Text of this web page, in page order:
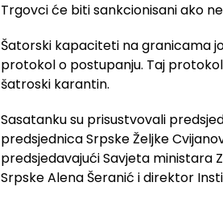
Trgovci će biti sankcionisani ako
Šatorski kapaciteti na granicama
protokol o postupanju. Taj
šatroski karantin.
Sasatanku su prisustvovali
predsjednica Srpske Željke
predsjedavajući Savjeta ministara
Srpske Alena Šeranić i direktor